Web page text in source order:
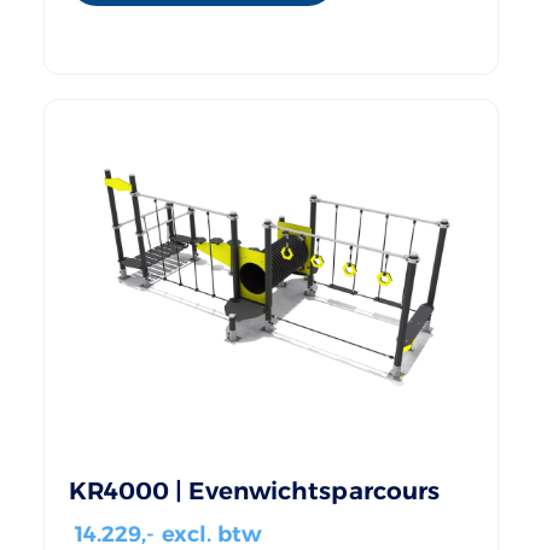
KR4000 | Evenwichtsparcours
14.229,- excl. btw